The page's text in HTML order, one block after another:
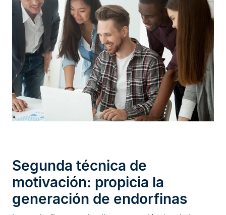
Segunda técnica de
motivación: propicia la
generación de endorfinas